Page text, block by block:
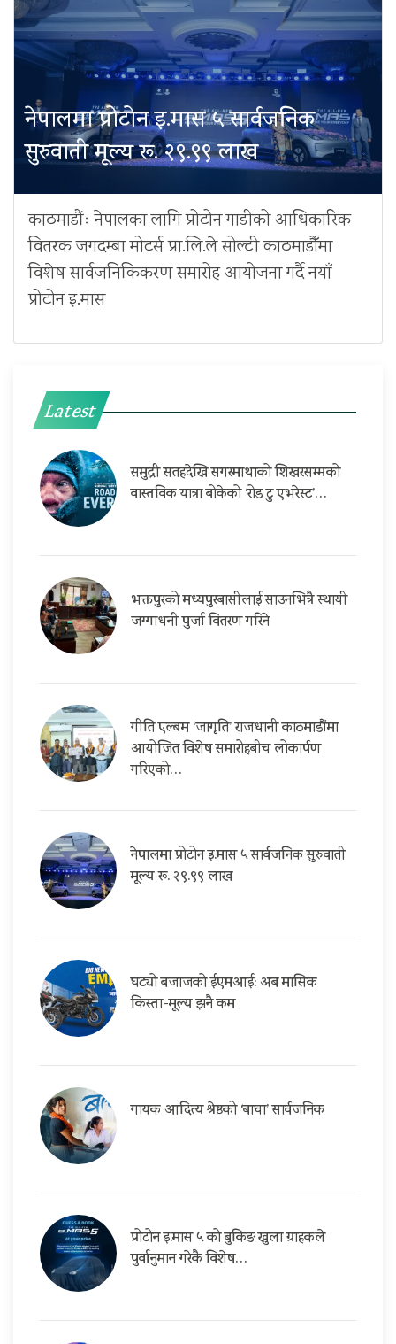
नेपालमा प्रोटोन इ.मास ५ सार्वजनिक
सुरुवाती मूल्य रू. २९.९९ लाख
काठमाडौंः नेपालका लागि प्रोटोन गाडीको आधिकारिक
वितरक जगदम्बा मोटर्स प्रा.लि.ले सोल्टी काठमाडौँमा
विशेष सार्वजनिकिकरण समारोह आयोजना गर्दै नयाँ
प्रोटोन इ.मास
Latest
समुद्री सतहदेखि सगरमाथाको शिखरसम्मको
वास्तविक यात्रा बोकेको ‘रोड टु एभरेस्ट’…
भक्तपुरको मध्यपुरबासीलाई साउनभित्रै स्थायी
जग्गाधनी पुर्जा वितरण गरिने
गीति एल्बम ‘जागृति’ राजधानी काठमाडौंमा
आयोजित विशेष समारोहबीच लोकार्पण
गरिएको…
नेपालमा प्रोटोन इ.मास ५ सार्वजनिक सुरुवाती
मूल्य रू. २९.९९ लाख
घट्यो बजाजको ईएमआई: अब मासिक
किस्ता-मूल्य झनै कम
गायक आदित्य श्रेष्ठको ‘बाचा’ सार्वजनिक
प्रोटोन इ.मास ५ को बुकिङ खुला ग्राहकले
पुर्वानुमान गरेकै विशेष…